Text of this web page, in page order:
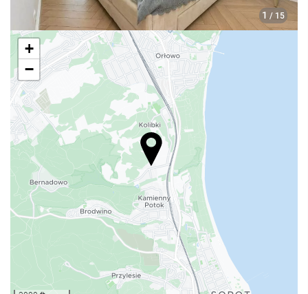
1 / 15
+
−